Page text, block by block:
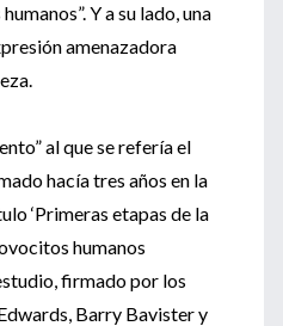
Y a su lado, una
amenazadora
al que se refería el
hacía tres años en la
‘Primeras etapas de la
humanos
firmado por los
Barry Bavister y